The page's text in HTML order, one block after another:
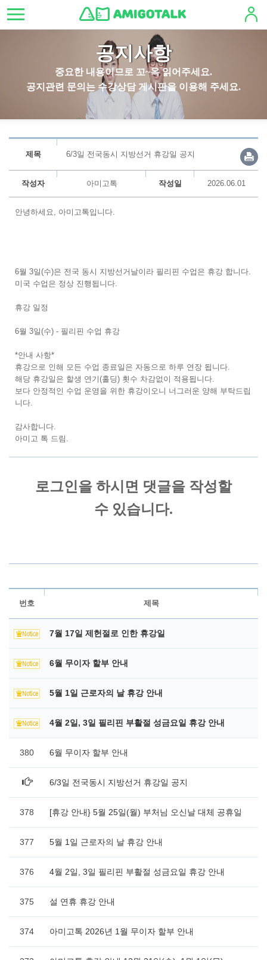
공지사항
중요한 내용이므로 꼬~옥 읽어주세요.
공지관련 문의는 수강상담 게시판을 이용해 주세요.
제목 6/3일 전국동시 지방선거 휴강일 공지
작성자 아미고톡 작성일 2026.06.01
안녕하세요, 아미고톡입니다.
6월 3일(수)은 전국 동시 지방선거날이라 필리핀 수업은 휴강 합니다.
미국 수업은 정상 진행됩니다.
휴강 일정
6월 3일(수) - 필리핀 수업 휴강
*안내 사항*
휴강으로 인해 모든 수업 종료일은 자동으로 하루 연장 됩니다.
해당 휴강일은 할생 연기(홀딩) 횟수 차감없이 적용됩니다.
보다 안정적인 수업 운영을 위한 휴강이오니 너그러운 양해 부탁드립
니다.
감사합니다.
아미고 톡 드림.